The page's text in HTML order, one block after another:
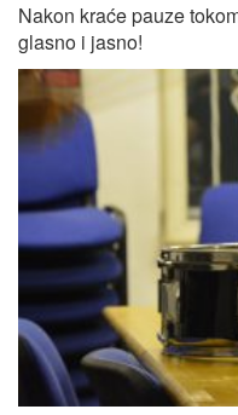
Nakon kraće pauze
glasno i jasno!